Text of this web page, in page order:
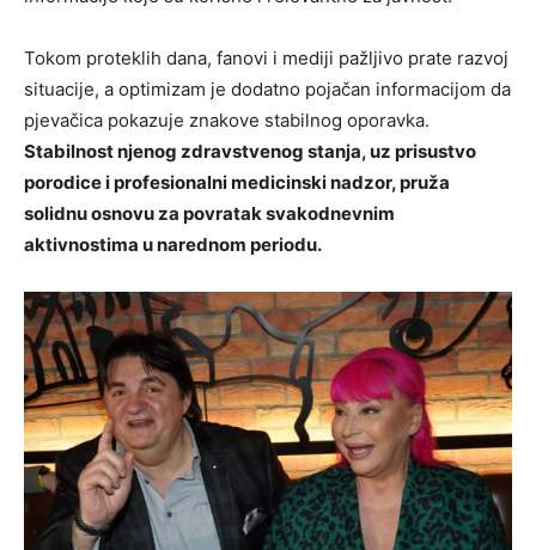
Tokom proteklih dana, fanovi i mediji pažljivo prate razvoj
situacije, a optimizam je dodatno pojačan informacijom da
pjevačica pokazuje znakove stabilnog oporavka.
Stabilnost njenog zdravstvenog stanja, uz prisustvo
porodice i profesionalni medicinski nadzor, pruža
solidnu osnovu za povratak svakodnevnim
aktivnostima u narednom periodu.